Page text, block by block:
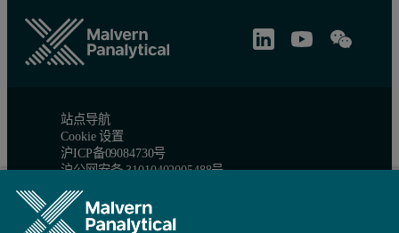
站点导航
Cookie 设置
沪ICP备09084730号
沪公网安备 31010402005488号
© 版权所有 2026 - Malvern Panalytical Ltd 是一家